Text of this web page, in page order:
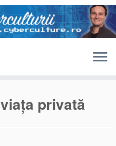
viața privată